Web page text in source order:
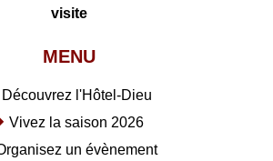
visite
MENU
Découvrez l'Hôtel-Dieu
Vivez la saison 2026
un évènement